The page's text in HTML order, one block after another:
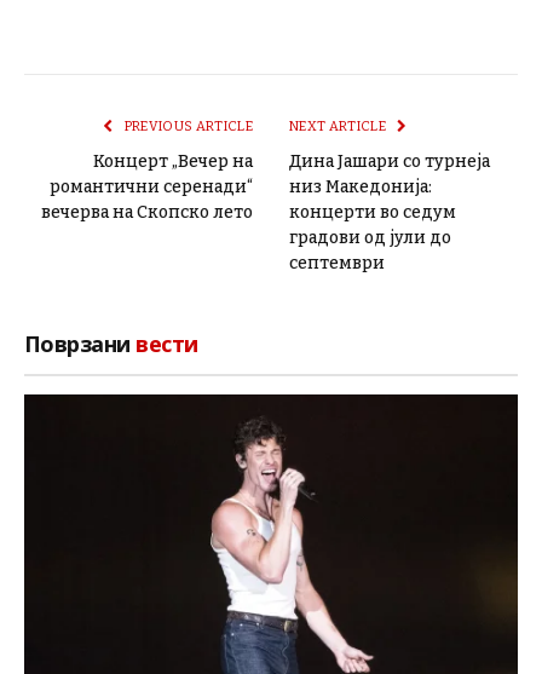
PREVIOUS ARTICLE
Концерт „Вечер на
романтични серенади“
вечерва на Скопско лето
NEXT ARTICLE
Дина Јашари со турнеја
низ Македонија:
концерти во седум
градови од јули до
септември
Поврзани вести